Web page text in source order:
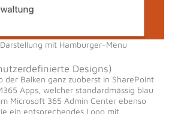
mit Hamburger-Menu
Designs)
der Balken ganz zuoberst in SharePoint
Apps, welcher standardmässig blau
Microsoft 365 Admin Center ebenso
ein entsprechendes Logo mit